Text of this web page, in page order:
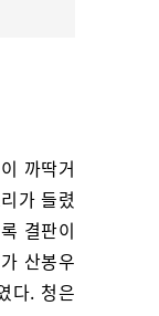
까딱거
가 들렸
결판이
산봉우
다. 청은